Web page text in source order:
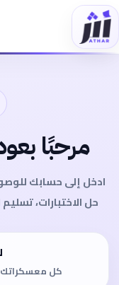
مرحبًا
ادخل إلى حسابك
حل الاختبارات،
كل معسكراتك